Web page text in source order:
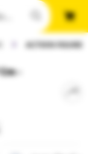
ACTION FIGURE
-